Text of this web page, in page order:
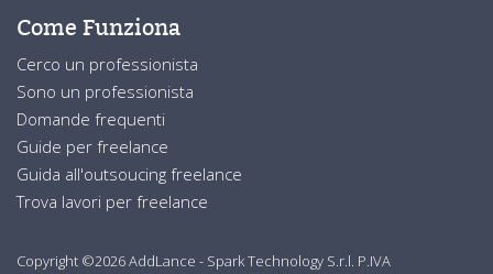
Come Funziona
Cerco un professionista
Sono un professionista
Domande frequenti
Guide per freelance
Guida all'outsoucing freelance
Trova lavori per freelance
Copyright ©2026 AddLance - Spark Technology S.r.l. P.IVA